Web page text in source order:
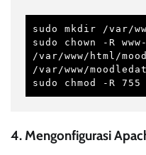
sudo mkdir /var/
sudo chown -R
/var/www/html/
/var/www/
sudo chmod -R
4. Mengonfigurasi